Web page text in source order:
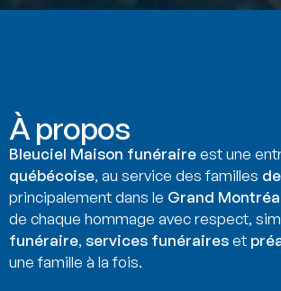
À propos
Bleuciel Maison funéraireest une
québécoise, au service des familles
principalement dans le Grand
de chaque hommage avec respect,
funéraire, services funéraireset
une famille à la fois.